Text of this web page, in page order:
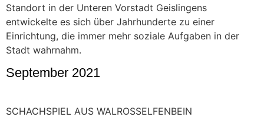
Standort in der Unteren Vorstadt Geislingens
entwickelte es sich über Jahrhunderte zu einer
Einrichtung, die immer mehr soziale Aufgaben in der
Stadt wahrnahm.
September 2021
SCHACHSPIEL AUS WALROSSELFENBEIN